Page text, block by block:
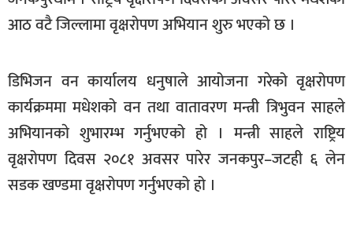
अन्तराष्ट्रिय
अर्थ
खेलकुद
मनोरञ्जन
फोटो
आठ वटै जिल्लामा वृक्षरोपण अभियान शुरु भएको छ ।
डिभिजन वन कार्यालय धनुषाले आयोजना गरेको वृक्षरोपण
कार्यक्रममा मधेशको वन तथा वातावरण मन्त्री त्रिभुवन साहले
अभियानकाे शुभारम्भ गर्नुभएको हो । मन्त्री साहले राष्ट्रिय
वृक्षरोपण दिवस २०८१ अवसर पारेर जनकपुर–जटही ६ लेन
सडक खण्डमा वृक्षरोपण गर्नुभएको हो ।